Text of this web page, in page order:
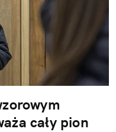
cały pion